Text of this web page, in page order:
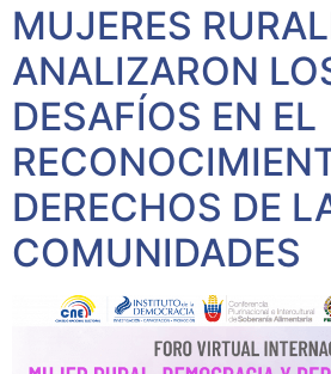
MUJERES
ANALIZARON
DESAFÍOS EN EL
DERECHOS DE
COMUNIDADES